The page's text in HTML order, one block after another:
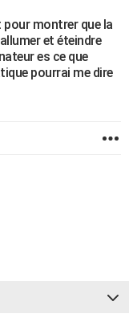
montrer que la
et éteindre
es ce que
pourrai me dire